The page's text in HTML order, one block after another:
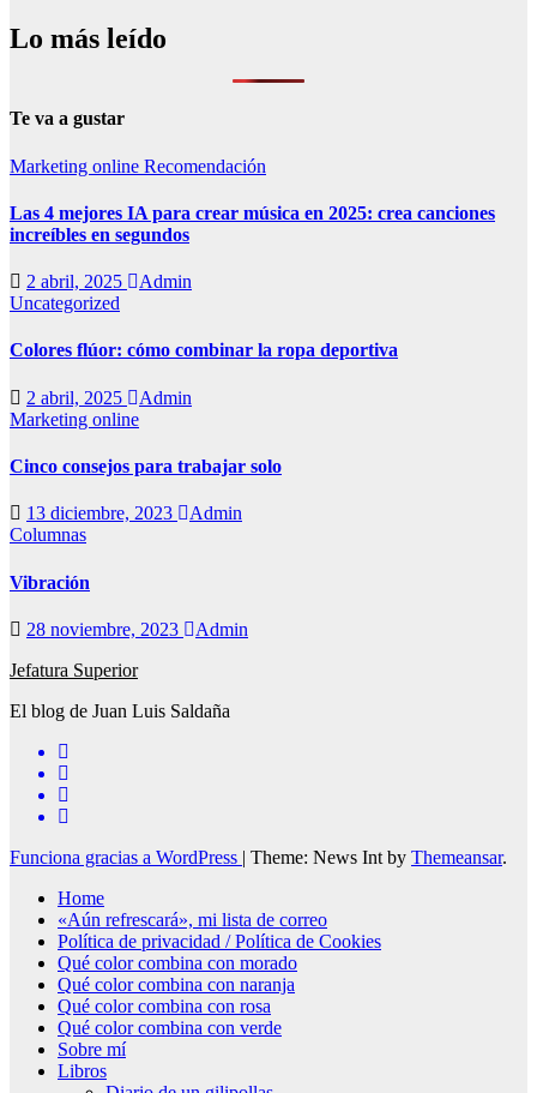
Lo más leído
Te va a gustar
Marketing online Recomendación
Las 4 mejores IA para crear música en 2025: crea canciones
increíbles en segundos
2 abril, 2025
Admin
Uncategorized
Colores flúor: cómo combinar la ropa deportiva
2 abril, 2025
Admin
Marketing online
Cinco consejos para trabajar solo
13 diciembre, 2023
Admin
Columnas
Vibración
28 noviembre, 2023
Admin
Jefatura Superior
El blog de Juan Luis Saldaña
Funciona gracias a WordPress | Theme: News Int by Themeansar.
Home
«Aún refrescará», mi lista de correo
Política de privacidad / Política de Cookies
Qué color combina con morado
Qué color combina con naranja
Qué color combina con rosa
Qué color combina con verde
Sobre mí
Libros